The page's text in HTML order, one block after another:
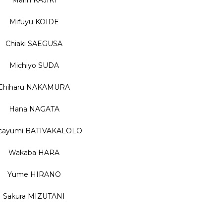
Mifuyu KOIDE
Chiaki SAEGUSA
Michiyo SUDA
NAKAMURA
Hana NAGATA
BATIVAKALOLO
Wakaba HARA
Yume HIRANO
Sakura MIZUTANI